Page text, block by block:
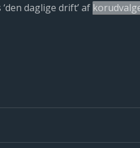
daglige drift’ af